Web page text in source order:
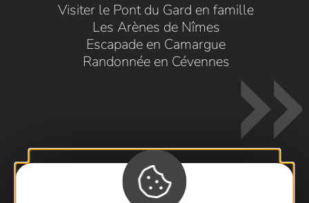
Visiter le Pont du Gard en famille
Les Arènes de Nîmes
Escapade en Camargue
Randonnée en Cévennes